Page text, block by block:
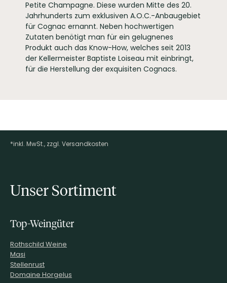
Petite Champagne. Diese wurden Mitte des 20.
Jahrhunderts zum exklusiven A.O.C.-Anbaugebiet
für Cognac ernannt. Neben hochwertigen
Zutaten benötigt man für ein gelugnenes
Produkt auch das Know-How, welches seit 2013
der Kellermeister Baptiste Loiseau mit einbringt,
für die Herstellung der exquisiten Cognacs.
Footer-Menü
*inkl. MwSt., zzgl. Versandkosten
Unser Sortiment
Top-Weingüter
Rothschild Weine
Masi
Stellenrust
Domaine Horgelus